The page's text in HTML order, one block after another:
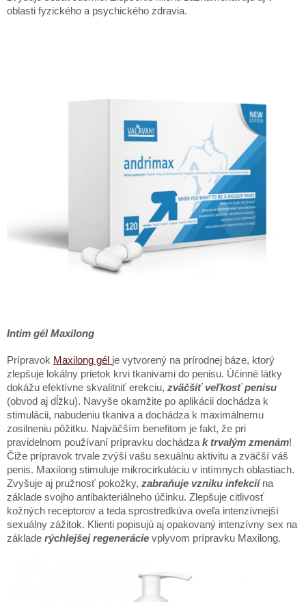
oblasti fyzického a psychického zdravia.
Intim gél Maxilong
Prípravok Maxilong gél je vytvorený na prírodnej báze, ktorý
zlepšuje lokálny prietok krvi tkanivami do penisu. Účinné látky
dokážu efektívne skvalitniť erekciu, zväčšiť veľkosť penisu
(obvod aj dĺžku). Navyše okamžite po aplikácii dochádza k
stimulácii, nabudeniu tkaniva a dochádza k maximálnemu
zosilneniu pôžitku. Najväčším benefitom je fakt, že pri
pravidelnom používaní prípravku dochádza k trvalým zmenám!
Čiže prípravok trvale zvýši vašu sexuálnu aktivitu a zväčší váš
penis. Maxilong stimuluje mikrocirkuláciu v intímnych oblastiach.
Zvyšuje aj pružnosť pokožky, zabraňuje vzniku infekciína
základe svojho antibakteriálneho účinku. Zlepšuje citlivosť
kožných receptorov a teda sprostredkúva oveľa intenzívnejší
sexuálny zážitok. Klienti popisujú aj opakovaný intenzívny sex na
základe rýchlejšej regenerácie vplyvom prípravku Maxilong.